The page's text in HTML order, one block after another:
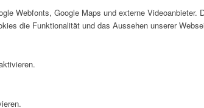
Webfonts, Google Maps und externe
die Funktionalität und das Aussehen unserer